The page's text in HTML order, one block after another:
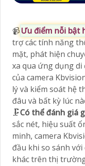
📹Ưu điểm nỗi bật
trợ các tính năng
mặt, phát hiện
xa qua ứng dụng
của camera
lý và kiểm soát hệ
đâu và bất kỳ lúc
🗜️Có thể đánh giá
sắc nét, hiệu suất
minh, camera
đầu khi so sánh
khác trên thị